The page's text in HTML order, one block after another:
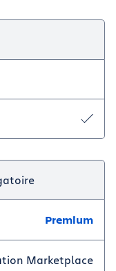
Premium
Marketplace